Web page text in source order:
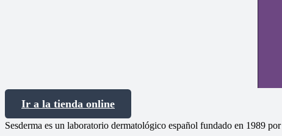
Ir a la tienda online
Sesderma es un laboratorio dermatológico español fundado en 1989